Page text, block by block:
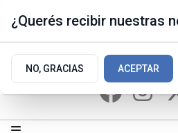
¿Querés recibir nuestras
NO, GRACIAS ACEPTAR